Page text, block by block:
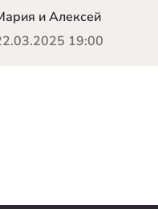
и Алексей
19:00